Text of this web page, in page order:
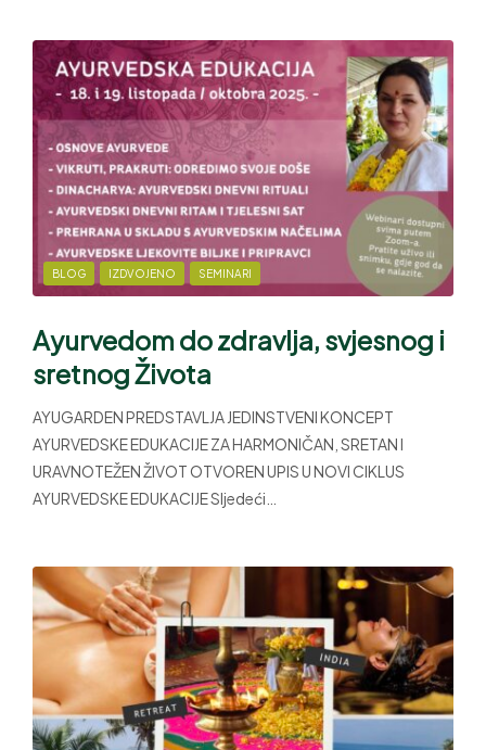
BLOG IZDVOJENO SEMINARI
Ayurvedom do zdravlja, svjesnog i
sretnog Života
AYUGARDEN PREDSTAVLJA JEDINSTVENI KONCEPT
AYURVEDSKE EDUKACIJE ZA HARMONIČAN, SRETAN I
URAVNOTEŽEN ŽIVOT OTVOREN UPIS U NOVI CIKLUS
AYURVEDSKE EDUKACIJE Sljedeći…